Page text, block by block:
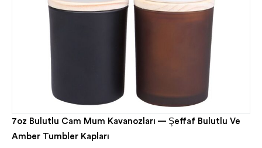
7oz Bulutlu Cam Mum Kavanozları — Şeffaf Bulutlu Ve
Amber Tumbler Kapları